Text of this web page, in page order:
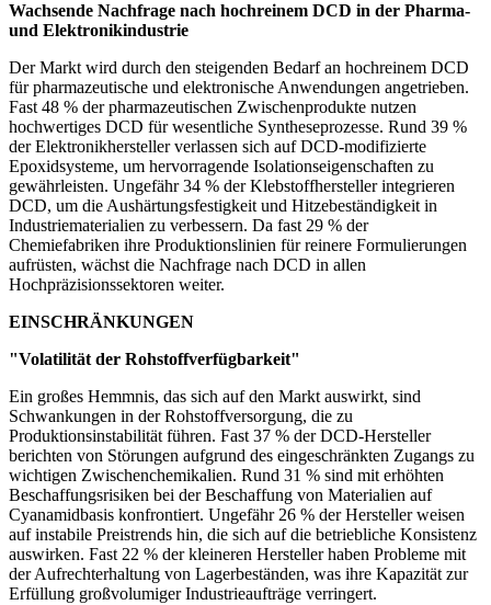
Wachsende Nachfrage nach hochreinem DCD in der Pharma-
und Elektronikindustrie
Der Markt wird durch den steigenden Bedarf an hochreinem DCD
für pharmazeutische und elektronische Anwendungen angetrieben.
Fast 48 % der pharmazeutischen Zwischenprodukte nutzen
hochwertiges DCD für wesentliche Syntheseprozesse. Rund 39 %
der Elektronikhersteller verlassen sich auf DCD-modifizierte
Epoxidsysteme, um hervorragende Isolationseigenschaften zu
gewährleisten. Ungefähr 34 % der Klebstoffhersteller integrieren
DCD, um die Aushärtungsfestigkeit und Hitzebeständigkeit in
Industriematerialien zu verbessern. Da fast 29 % der
Chemiefabriken ihre Produktionslinien für reinere Formulierungen
aufrüsten, wächst die Nachfrage nach DCD in allen
Hochpräzisionssektoren weiter.
EINSCHRÄNKUNGEN
"Volatilität der Rohstoffverfügbarkeit"
Ein großes Hemmnis, das sich auf den Markt auswirkt, sind
Schwankungen in der Rohstoffversorgung, die zu
Produktionsinstabilität führen. Fast 37 % der DCD-Hersteller
berichten von Störungen aufgrund des eingeschränkten Zugangs zu
wichtigen Zwischenchemikalien. Rund 31 % sind mit erhöhten
Beschaffungsrisiken bei der Beschaffung von Materialien auf
Cyanamidbasis konfrontiert. Ungefähr 26 % der Hersteller weisen
auf instabile Preistrends hin, die sich auf die betriebliche Konsistenz
auswirken. Fast 22 % der kleineren Hersteller haben Probleme mit
der Aufrechterhaltung von Lagerbeständen, was ihre Kapazität zur
Erfüllung großvolumiger Industrieaufträge verringert.